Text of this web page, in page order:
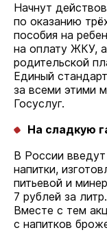
Начнут
по оказанию
пособия на
на оплату ЖКУ,
родительской
Единый
за всеми этими
Госуслуг.
На сладкую
В России
напитки,
питьевой и
7 рублей за литр.
Вместе с тем
с напитков